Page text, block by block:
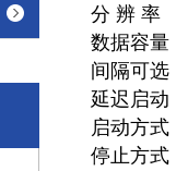
分 辨 率
数据容量
间隔可选
延迟启动
启动方式
停止方式